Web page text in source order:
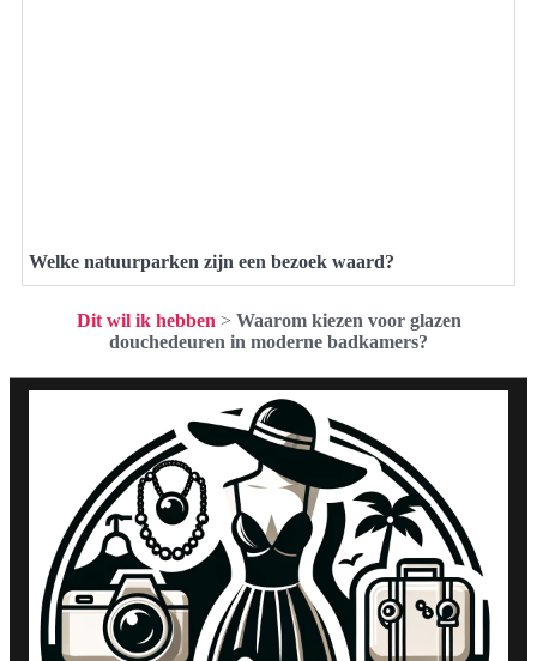
Welke natuurparken zijn een bezoek waard?
Dit wil ik hebben > Waarom kiezen voor glazen
douchedeuren in moderne badkamers?